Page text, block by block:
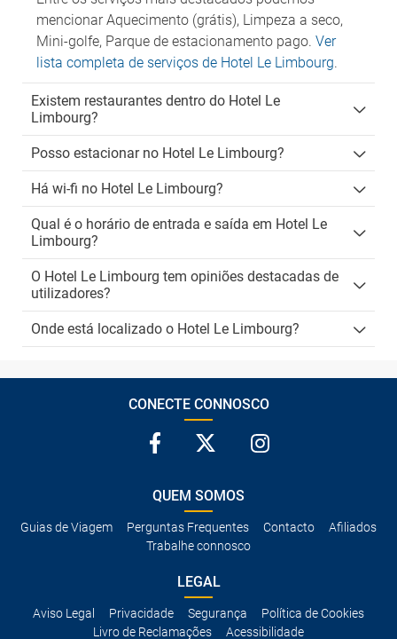
mencionar Aquecimento (grátis), Limpeza a seco,
Mini-golfe, Parque de estacionamento pago. Ver
lista completa de serviços de Hotel Le Limbourg.
Existem restaurantes dentro do Hotel Le
Limbourg?
Posso estacionar no Hotel Le Limbourg?
Há wi-fi no Hotel Le Limbourg?
Qual é o horário de entrada e saída em Hotel Le
Limbourg?
O Hotel Le Limbourg tem opiniões destacadas de
utilizadores?
Onde está localizado o Hotel Le Limbourg?
CONECTE CONNOSCO
QUEM SOMOS
Guias de Viagem Perguntas Frequentes Contacto
Afiliados
Trabalhe connosco
LEGAL
Aviso Legal Privacidade Segurança
Política de Cookies
Livro de Reclamações
Acessibilidade